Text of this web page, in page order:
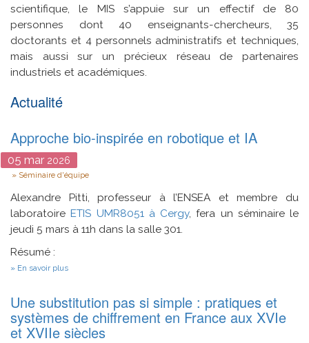
scientifique, le MIS s’appuie sur un effectif de 80
personnes dont 40 enseignants-chercheurs, 35
doctorants et 4 personnels administratifs et techniques,
mais aussi sur un précieux réseau de partenaires
industriels et académiques.
Actualité
Approche bio-inspirée en robotique et IA
05 mar2026
Type
Séminaire d'équipe
Alexandre Pitti, professeur à l’ENSEA et membre du
laboratoireETIS UMR8051 à Cergy, fera un séminaire le
jeudi 5 mars à 11h dans la salle 301.
Résumé :
En savoir plus
inspirée
en
robotique
et
Une substitution pas si simple : pratiques et
systèmes de chiffrement en France aux XVIe
et XVIIe siècles